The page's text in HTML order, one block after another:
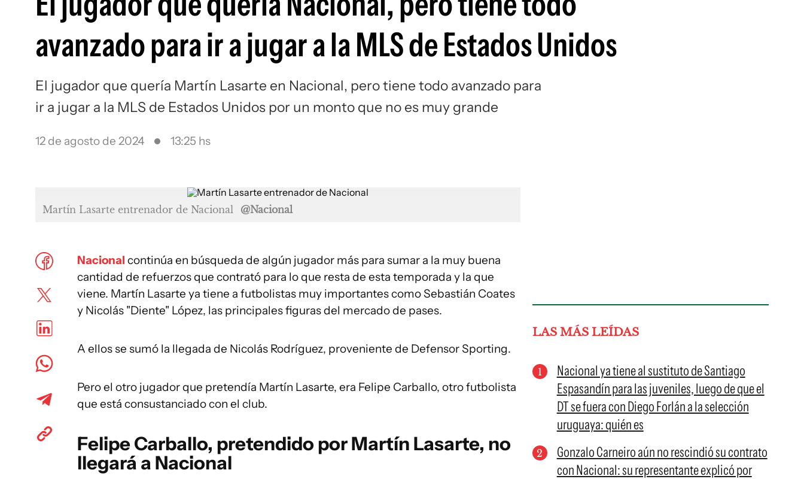
Siguenos en:
avanzado para ir a jugar a la MLS de Estados Unidos
El jugador que quería Martín Lasarte en Nacional, pero tiene todo avanzado para
ir a jugar a la MLS de Estados Unidos por un monto que no es muy grande
12 de agosto de 2024 13:25 hs
Martín Lasarte entrenador de Nacional @Nacional
Nacional continúa en búsqueda de algún jugador más para sumar a la muy buena
cantidad de refuerzos que contrató para lo que resta de esta temporada y la que
viene. Martín Lasarte ya tiene a futbolistas muy importantes como Sebastián Coates
y Nicolás "Diente" López, las principales figuras del mercado de pases.
A ellos se sumó la llegada de Nicolás Rodríguez, proveniente de Defensor Sporting.
Pero el otro jugador que pretendía Martín Lasarte, era Felipe Carballo, otro futbolista
que está consustanciado con el club.
Felipe Carballo, pretendido por Martín Lasarte, no
llegará a Nacional
LAS MÁS LEÍDAS
Nacional ya tiene al sustituto de Santiago
Espasandín para las juveniles, luego de que el
DT se fuera con Diego Forlán a la selección
uruguaya: quién es
Gonzalo Carneiro aún no rescindió su contrato
con Nacional: su representante explicó por